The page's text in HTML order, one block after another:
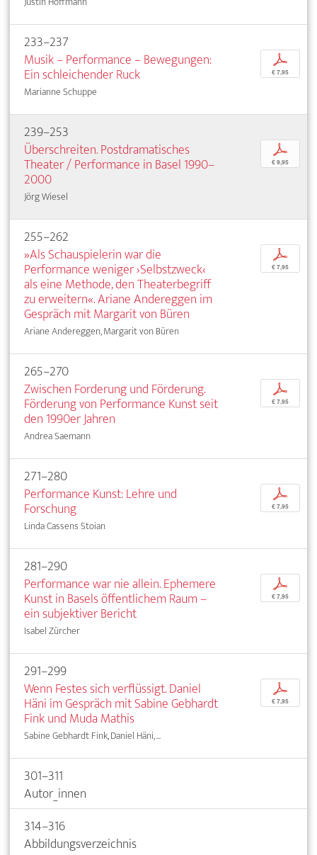
233–237
Musik – Performance – Bewegungen:
Ein schleichender Ruck
Marianne Schuppe
p
€ 7,95
239–253
Überschreiten. Postdramatisches
Theater / Performance in Basel 1990–
2000
Jörg Wiesel
p
€ 9,95
255–262
»Als Schauspielerin war die
Performance weniger ›Selbstzweck‹
als eine Methode, den Theaterbegriff
zu erweitern«. Ariane Andereggen im
Gespräch mit Margarit von Büren
Ariane Andereggen, Margarit von Büren
p
€ 7,95
265–270
Zwischen Forderung und Förderung.
Förderung von Performance Kunst seit
den 1990er Jahren
Andrea Saemann
p
€ 7,95
271–280
Performance Kunst: Lehre und
Forschung
Linda Cassens Stoian
p
€ 7,95
281–290
Performance war nie allein. Ephemere
Kunst in Basels öffentlichem Raum –
ein subjektiver Bericht
Isabel Zürcher
p
€ 7,95
291–299
Wenn Festes sich verflüssigt. Daniel
Häni im Gespräch mit Sabine Gebhardt
Fink und Muda Mathis
Sabine Gebhardt Fink, Daniel Häni, ...
p
€ 7,95
301–311
Autor_innen
314–316
Abbildungsverzeichnis